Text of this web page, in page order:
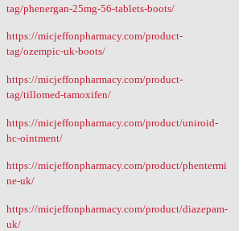
tag/phenergan-25mg-56-tablets-boots/
https://micjeffonpharmacy.com/product-
tag/ozempic-uk-boots/
https://micjeffonpharmacy.com/product-
tag/tillomed-tamoxifen/
https://micjeffonpharmacy.com/product/uniroid-
hc-ointment/
https://micjeffonpharmacy.com/product/phentermi
ne-uk/
https://micjeffonpharmacy.com/product/diazepam-
uk/